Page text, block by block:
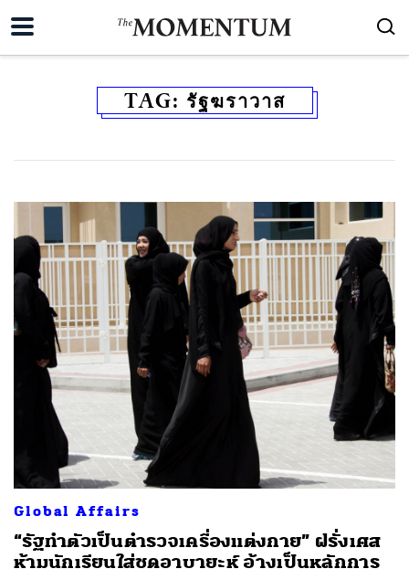
TAG: รัฐฆราวาส
Global Affairs
“รัฐทำตัวเป็นตำรวจเครื่องแต่งกาย” ฝรั่งเศส
ห้ามนักเรียนใส่ชุดอาบายะห์ อ้างเป็นหลักการ
ค้นหา
SHARE